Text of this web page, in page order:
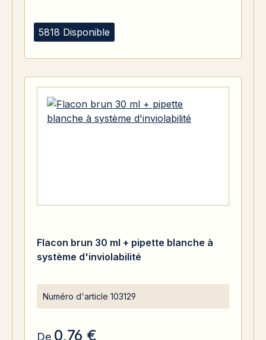
5818 Disponible
Flacon brun 30 ml + pipette blanche à
système d'inviolabilité
Numéro d'article 103129
De 0,76 €